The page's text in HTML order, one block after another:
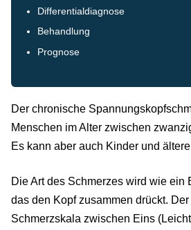
Differentialdiagnose
Behandlung
Prognose
Der chronische
Menschen im Alter zwischen
Es kann aber auch Kinder und
Die Art des Schmerzes wird wie ein
das den Kopf zusammen drückt.
Schmerzskala zwischen Eins